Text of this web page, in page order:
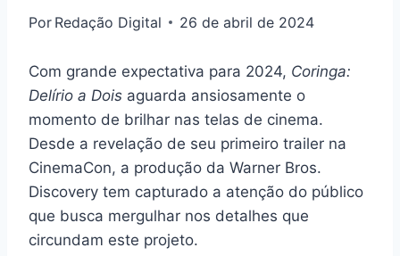
Por Redação Digital 26 de abril de 2024
Com grande expectativa para 2024, Coringa:
Delírio a Dois aguarda ansiosamente o
momento de brilhar nas telas de cinema.
Desde a revelação de seu primeiro trailer na
CinemaCon, a produção da Warner Bros.
Discovery tem capturado a atenção do público
que busca mergulhar nos detalhes que
circundam este projeto.